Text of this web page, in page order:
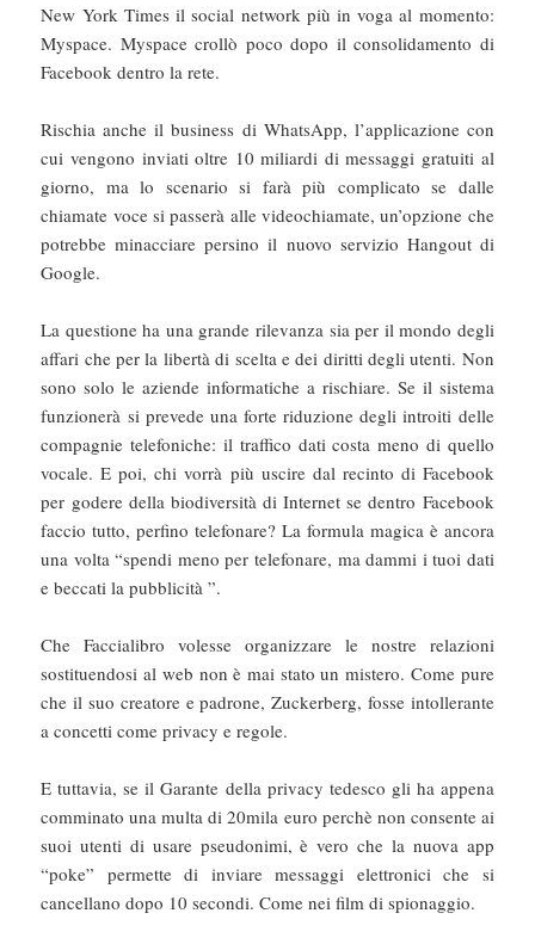
New York Times il social network più in voga al momento:
Myspace. Myspace crollò poco dopo il consolidamento di
Facebook dentro la rete.
Rischia anche il business di WhatsApp, l’applicazione con
cui vengono inviati oltre 10 miliardi di messaggi gratuiti al
giorno, ma lo scenario si farà più complicato se dalle
chiamate voce si passerà alle videochiamate, un’opzione che
potrebbe minacciare persino il nuovo servizio Hangout di
Google.
La questione ha una grande rilevanza sia per il mondo degli
affari che per la libertà di scelta e dei diritti degli utenti. Non
sono solo le aziende informatiche a rischiare. Se il sistema
funzionerà si prevede una forte riduzione degli introiti delle
compagnie telefoniche: il traffico dati costa meno di quello
vocale. E poi, chi vorrà più uscire dal recinto di Facebook
per godere della biodiversità di Internet se dentro Facebook
faccio tutto, perfino telefonare? La formula magica è ancora
una volta “spendi meno per telefonare, ma dammi i tuoi dati
e beccati la pubblicità ”.
Che Faccialibro volesse organizzare le nostre relazioni
sostituendosi al web non è mai stato un mistero. Come pure
che il suo creatore e padrone, Zuckerberg, fosse intollerante
a concetti come privacy e regole.
E tuttavia, se il Garante della privacy tedesco gli ha appena
comminato una multa di 20mila euro perchè non consente ai
suoi utenti di usare pseudonimi, è vero che la nuova app
“poke” permette di inviare messaggi elettronici che si
cancellano dopo 10 secondi. Come nei film di spionaggio.